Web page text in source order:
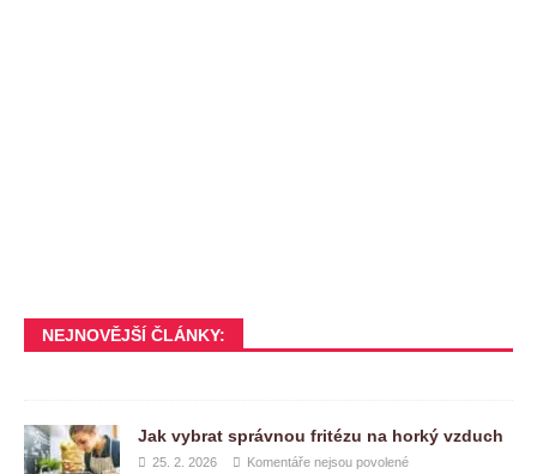
NEJNOVĚJŠÍ ČLÁNKY:
Jak vybrat správnou fritézu na horký vzduch
25. 2. 2026 Komentáře nejsou povolené